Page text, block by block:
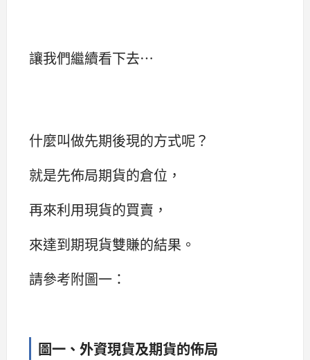
讓我們繼續看下去…
什麼叫做先期後現的方式呢？
就是先佈局期貨的倉位，
再來利用現貨的買賣，
來達到期現貨雙賺的結果。
請參考附圖一：
圖一、外資現貨及期貨的佈局